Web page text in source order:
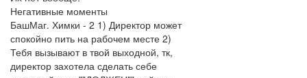
Негативные моменты
БашМаг. Химки - 2 1) Директор может
спокойно пить на рабочем месте 2)
Тебя вызывают в твой выходной, тк,
директор захотела сделать себе